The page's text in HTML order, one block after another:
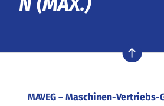
nach
MAVEG – Maschinen-